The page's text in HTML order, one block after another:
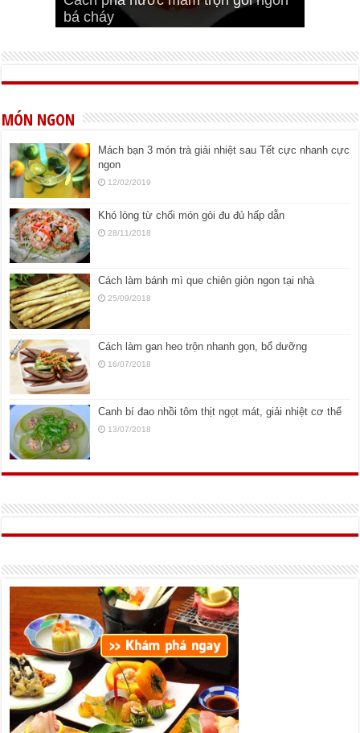
bá cháy
Bí quyết để chiên đậu hũ giòn ngon
đúng vị
Cách ướp thịt heo chiên ngon mềm
ngon
MÓN NGON
Mách bạn 3 món trà giải nhiệt sau Tết cực nhanh cực
ngon
12/02/2019
Khó lòng từ chối món gỏi đu đủ hấp dẫn
28/11/2018
Cách làm bánh mì que chiên giòn ngon tại nhà
25/09/2018
Cách làm gan heo trộn nhanh gọn, bổ dưỡng
16/07/2018
Canh bí đao nhồi tôm thịt ngọt mát, giải nhiệt cơ thể
13/07/2018